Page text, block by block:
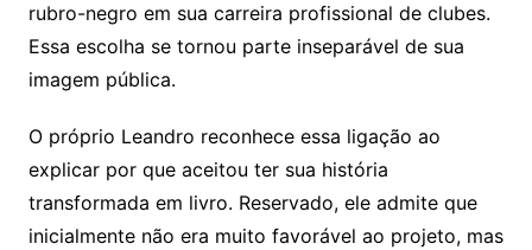
rubro-negro em sua carreira profissional de clubes.
Essa escolha se tornou parte inseparável de sua
imagem pública.
O próprio Leandro reconhece essa ligação ao
explicar por que aceitou ter sua história
transformada em livro. Reservado, ele admite que
inicialmente não era muito favorável ao projeto, mas